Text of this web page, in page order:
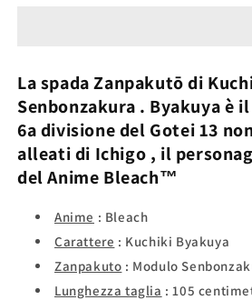
La spada Zanpakutōdi
Senbonzakura . Byakuya è
6a divisione del Gotei 13
alleati di Ichigo , il
del Anime Bleach™
Anime : Bleach
Carattere : Kuchiki Byakuya
Zanpakuto : Modulo
Lunghezza taglia : 105